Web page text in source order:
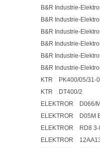
B&R Industrie-
B&R Industrie-
B&R Industrie-
B&R Industrie-
B&R Industrie-
B&R Industrie-
KTR PK400/05/31-
KTR DT400/2
ELEKTROR D066/
ELEKTROR D05M
ELEKTROR RD8 3-
ELEKTROR